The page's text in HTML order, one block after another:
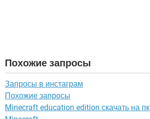
Похожие запросы
Запросы в инстаграм
Похожие запросы
Minecraft education edition скачать на пк